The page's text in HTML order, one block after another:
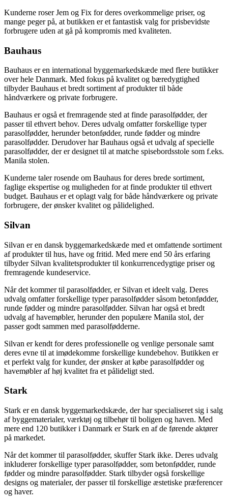
Kunderne roser Jem og Fix for deres overkommelige priser, og
mange peger på, at butikken er et fantastisk valg for prisbevidste
forbrugere uden at gå på kompromis med kvaliteten.
Bauhaus
Bauhaus er en international byggemarkedskæde med flere butikker
over hele Danmark. Med fokus på kvalitet og bæredygtighed
tilbyder Bauhaus et bredt sortiment af produkter til både
håndværkere og private forbrugere.
Bauhaus er også et fremragende sted at finde parasolfødder, der
passer til ethvert behov. Deres udvalg omfatter forskellige typer
parasolfødder, herunder betonfødder, runde fødder og mindre
parasolfødder. Derudover har Bauhaus også et udvalg af specielle
parasolfødder, der er designet til at matche spisebordsstole som f.eks.
Manila stolen.
Kunderne taler rosende om Bauhaus for deres brede sortiment,
faglige ekspertise og muligheden for at finde produkter til ethvert
budget. Bauhaus er et oplagt valg for både håndværkere og private
forbrugere, der ønsker kvalitet og pålidelighed.
Silvan
Silvan er en dansk byggemarkedskæde med et omfattende sortiment
af produkter til hus, have og fritid. Med mere end 50 års erfaring
tilbyder Silvan kvalitetsprodukter til konkurrencedygtige priser og
fremragende kundeservice.
Når det kommer til parasolfødder, er Silvan et ideelt valg. Deres
udvalg omfatter forskellige typer parasolfødder såsom betonfødder,
runde fødder og mindre parasolfødder. Silvan har også et bredt
udvalg af havemøbler, herunder den populære Manila stol, der
passer godt sammen med parasolfødderne.
Silvan er kendt for deres professionelle og venlige personale samt
deres evne til at imødekomme forskellige kundebehov. Butikken er
et perfekt valg for kunder, der ønsker at købe parasolfødder og
havemøbler af høj kvalitet fra et pålideligt sted.
Stark
Stark er en dansk byggemarkedskæde, der har specialiseret sig i salg
af byggematerialer, værktøj og tilbehør til boligen og haven. Med
mere end 120 butikker i Danmark er Stark en af de førende aktører
på markedet.
Når det kommer til parasolfødder, skuffer Stark ikke. Deres udvalg
inkluderer forskellige typer parasolfødder, som betonfødder, runde
fødder og mindre parasolfødder. Stark tilbyder også forskellige
designs og materialer, der passer til forskellige æstetiske præferencer
og haver.